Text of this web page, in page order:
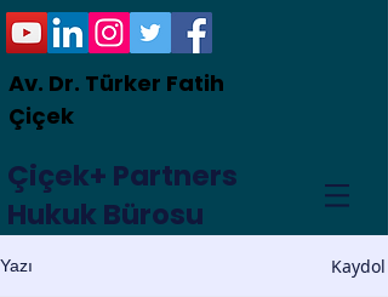
Av. Dr. Türker Fatih
Çiçek
Çiçek+ Partners
Hukuk Bürosu
Yazı Kaydol